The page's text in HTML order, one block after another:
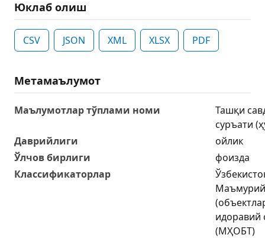
Юклаб олиш
CSV JSON XML XLSX PDF
Метамаълумот
Маълумотлар тўплами номи
Ташқи
суръати
Даврийлиги
ойлик
Ўлчов бирлиги
фоизда
Классификаторлар
идоравий
(МҲОБТ)